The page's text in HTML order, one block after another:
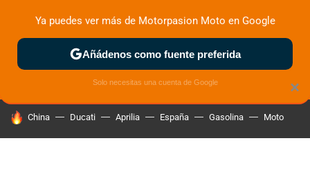
ZONA DE PRUEBAS DEPORTIVAS MOTOS ELÉCTRICAS
HOY SE HABLA DE
China Ducati Aprilia España Gasolina Moto
×
Ya puedes ver más de Motorpasion Moto en Google
Añádenos como fuente preferida
Solo necesitas una cuenta de Google